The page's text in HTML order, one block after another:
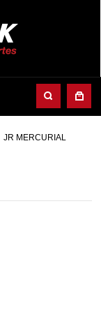
JR MERCURIAL